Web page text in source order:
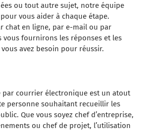
ou tout autre sujet, notre équipe
pour vous aider à chaque étape.
chat en ligne, par e-mail ou par
vous fournirons les réponses et les
avez besoin pour réussir.
par courrier électronique est un atout
personne souhaitant recueillir les
Que vous soyez chef d’entreprise,
ou chef de projet, l’utilisation